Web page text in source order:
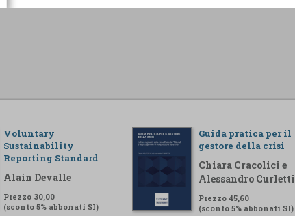
Voluntary
Sustainability
Reporting Standard
Alain Devalle
Prezzo 30,00
(sconto 5% abbonati SI)
Guida pratica per il
gestore della crisi
Chiara Cracolici e
Alessandro Curletti
Prezzo 45,60
(sconto 5% abbonati SI)